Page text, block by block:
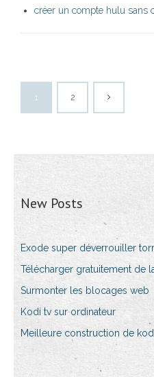
créer un compte hulu sans
1 2
New Posts
Exode super déverrouiller
Télécharger gratuitement de
Surmonter les blocages web
Kodi tv sur ordinateur
Meilleure construction de